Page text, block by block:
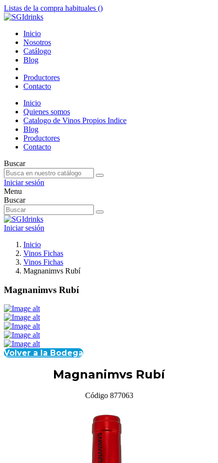
Listas de la compra habituales ()
Inicio
Nosotros
Catálogo
Blog
Productores
Contacto
Inicio
Quienes somos
Catalogo de Vinos Propios Indice
Blog
Productores
Contacto
Buscar
Iniciar sesión
Menu
Buscar
Iniciar sesión
Inicio
Vinos Fichas
Vinos Fichas
Magnanimvs Rubí
Magnanimvs Rubí
Volver a la Bodega
Magnanimvs Rubí
Código 877063